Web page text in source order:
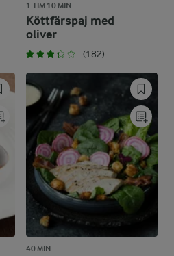
1 TIM 10 MIN
Köttfärspaj med
oliver
(182)
40 MIN